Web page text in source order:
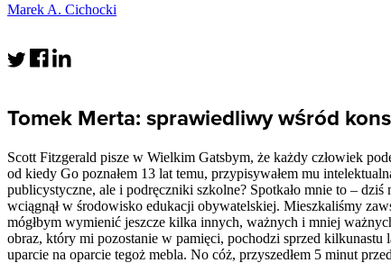
Marek A. Cichocki
Tomek Merta: sprawiedliwy wśród
Scott Fitzgerald pisze w Wielkim Gatsbym, że każdy człowiek
od kiedy Go poznałem 13 lat temu, przypisywałem mu
publicystyczne, ale i podręczniki szkolne? Spotkało mnie to –
wciągnął w środowisko edukacji obywatelskiej. Mieszkaliśmy
mógłbym wymienić jeszcze kilka innych, ważnych i mniej
obraz, który mi pozostanie w pamięci, pochodzi sprzed
uparcie na oparcie tegoż mebla. No cóż, przyszedłem 5 minut